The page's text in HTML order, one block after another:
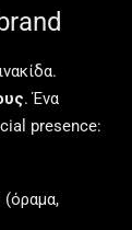
. Ένα
presence:
(όραμα,